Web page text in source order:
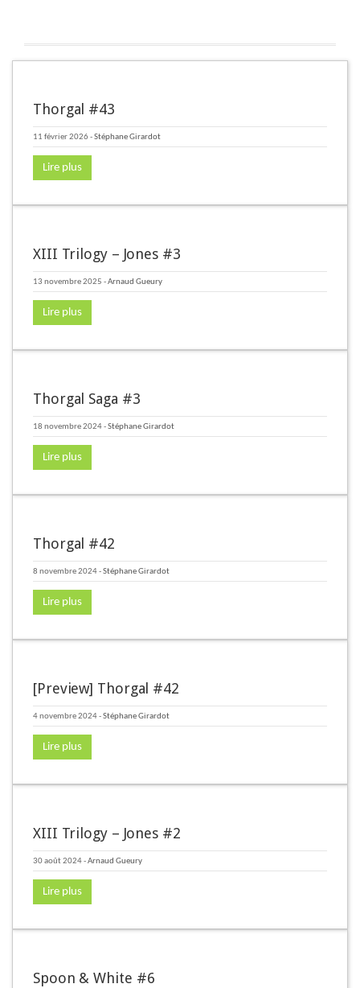
Thorgal #43
11 février 2026 -Stéphane Girardot
Lire plus
XIII Trilogy – Jones #3
13 novembre 2025 -Arnaud Gueury
Lire plus
Thorgal Saga #3
18 novembre 2024-Stéphane Girardot
Lire plus
Thorgal #42
8 novembre 2024-Stéphane Girardot
Lire plus
[Preview] Thorgal #42
4 novembre 2024-Stéphane Girardot
Lire plus
XIII Trilogy – Jones #2
30 août 2024-Arnaud Gueury
Lire plus
Spoon & White #6